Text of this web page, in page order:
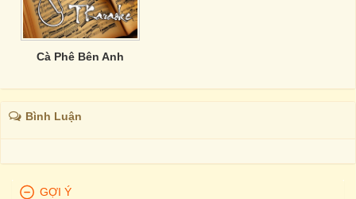
Cà Phê Bên Anh
Bình Luận
GỢI Ý